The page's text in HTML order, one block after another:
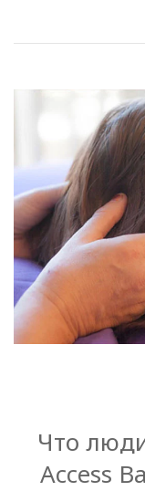
Что
Access